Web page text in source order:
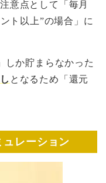
意点として「毎月
ト以上”の場合」に
しか貯まらなかった
となるため「還元
レーション